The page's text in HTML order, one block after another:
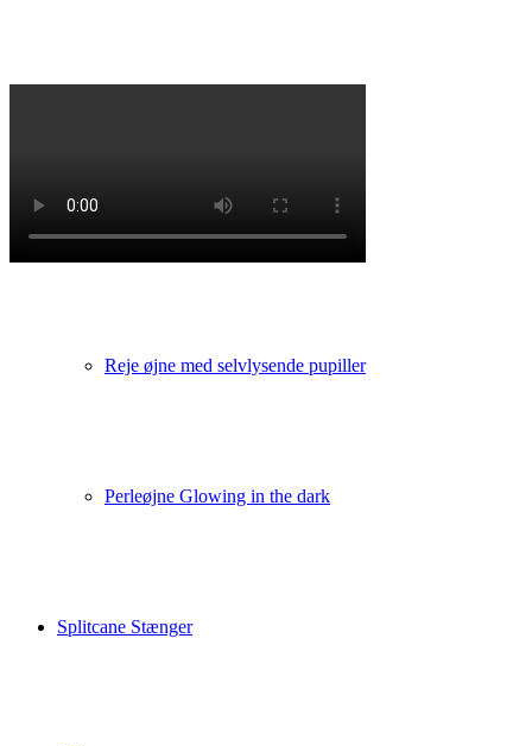
Reje Øjne
Reje øjne med selvlysende pupiller
Perleøjne Glowing in the dark
Splitcane Stænger